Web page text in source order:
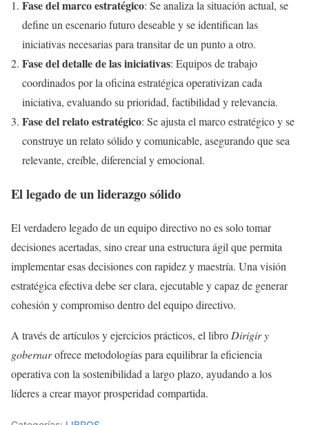
Fase del marco estratégico: Se analiza la situación actual, se
define un escenario futuro deseable y se identifican las
iniciativas necesarias para transitar de un punto a otro.
Fase del detalle de las iniciativas: Equipos de trabajo
coordinados por la oficina estratégica operativizan cada
iniciativa, evaluando su prioridad, factibilidad y relevancia.
Fase del relato estratégico: Se ajusta el marco estratégico y se
construye un relato sólido y comunicable, asegurando que sea
relevante, creíble, diferencial y emocional.
El legado de un liderazgo sólido
El verdadero legado de un equipo directivo no es solo tomar
decisiones acertadas, sino crear una estructura ágil que permita
implementar esas decisiones con rapidez y maestría. Una visión
estratégica efectiva debe ser clara, ejecutable y capaz de generar
cohesión y compromiso dentro del equipo directivo.
A través de artículos y ejercicios prácticos, el libro Dirigir y
gobernarofrece metodologías para equilibrar la eficiencia
operativa con la sostenibilidad a largo plazo, ayudando a los
líderes a crear mayor prosperidad compartida.